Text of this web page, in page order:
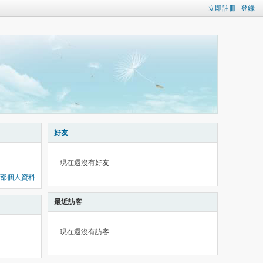
立即註冊 登錄
個人資料
好友
現在還沒有好友
最近訪客
現在還沒有訪客